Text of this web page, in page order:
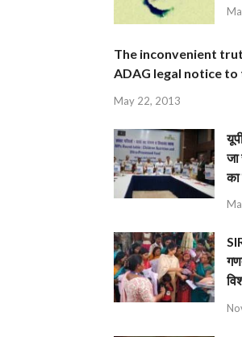
The inconvenient
ADAG legal notice to
May 22, 2013
जा